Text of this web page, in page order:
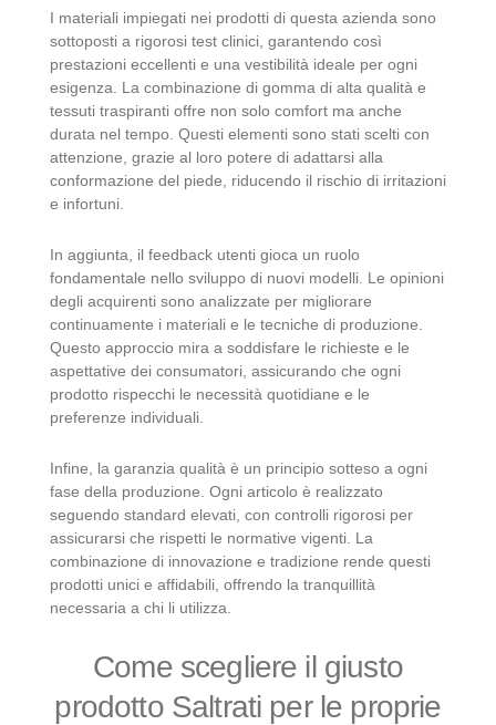
I materiali impiegati nei prodotti di questa azienda sono
sottoposti a rigorosi test clinici, garantendo così
prestazioni eccellenti e una vestibilità ideale per ogni
esigenza. La combinazione di gomma di alta qualità e
tessuti traspiranti offre non solo comfort ma anche
durata nel tempo. Questi elementi sono stati scelti con
attenzione, grazie al loro potere di adattarsi alla
conformazione del piede, riducendo il rischio di irritazioni
e infortuni.
In aggiunta, il feedback utenti gioca un ruolo
fondamentale nello sviluppo di nuovi modelli. Le opinioni
degli acquirenti sono analizzate per migliorare
continuamente i materiali e le tecniche di produzione.
Questo approccio mira a soddisfare le richieste e le
aspettative dei consumatori, assicurando che ogni
prodotto rispecchi le necessità quotidiane e le
preferenze individuali.
Infine, la garanzia qualità è un principio sotteso a ogni
fase della produzione. Ogni articolo è realizzato
seguendo standard elevati, con controlli rigorosi per
assicurarsi che rispetti le normative vigenti. La
combinazione di innovazione e tradizione rende questi
prodotti unici e affidabili, offrendo la tranquillità
necessaria a chi li utilizza.
Come scegliere il giusto
prodotto Saltrati per le proprie